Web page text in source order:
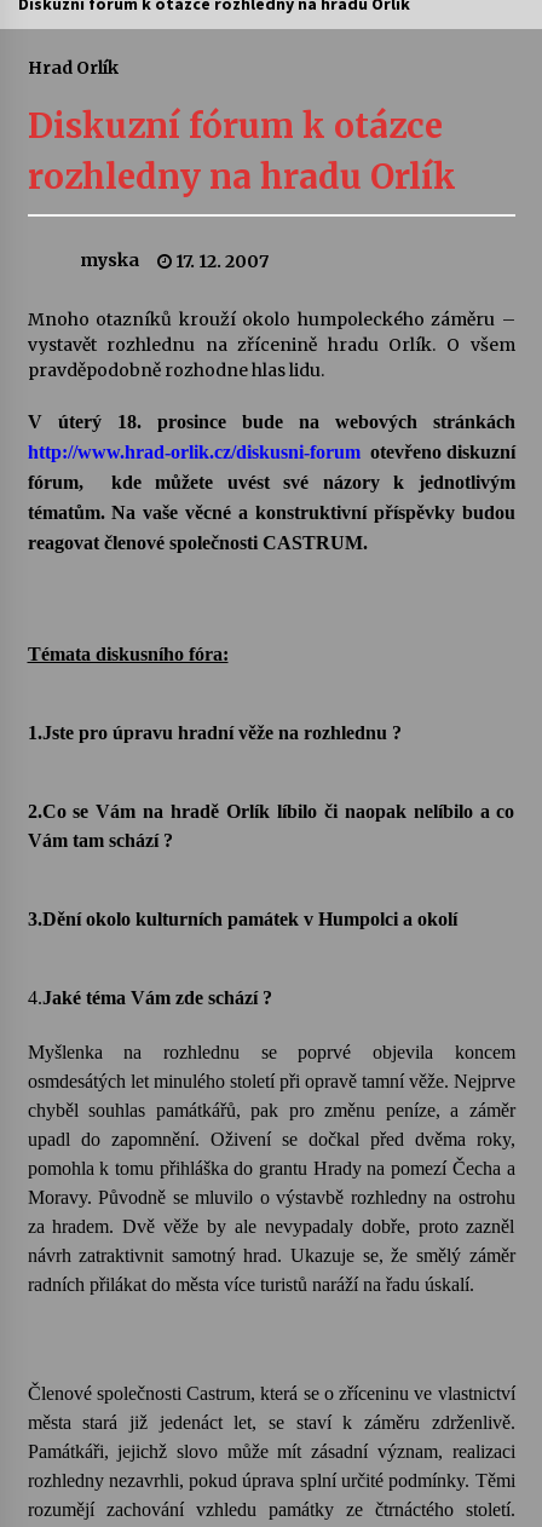
kapkou
30. 7. 2026
Veselí muzikanti
Pozvánka na integrační festival Quijotova
28. 7. 2026
Letní koncerty ve Stromovce: Kolchoz a
Jenakaši
22. 7. 2026
Vysočinka
Ozvěny prázdnin
odkaz Josefa Čapka
13. 7. 2026
Varhanní recitál Michala Novenka v Klášteře
Želiv
3. 7. 2026
Petr Adamec – Malovaný svět
30. 6. 2026
Hrad Orlík
Diskuzní fórum k otázce
rozhledny na hradu Orlík
myska 17. 12. 2007
Mnoho otazníků krouží okolo humpoleckého záměru –
vystavět rozhlednu na zřícenině hradu Orlík. O všem
pravděpodobně rozhodne hlas lidu.
V úterý 18. prosince bude na webových stránkách
http://www.hrad-orlik.cz/diskusni-forum otevřeno diskuzní
fórum, kde můžete uvést své názory k jednotlivým
tématům. Na vaše věcné a konstruktivní příspěvky budou
reagovat členové společnosti CASTRUM.
Témata diskusního fóra:
1.Jste pro úpravu hradní věže na rozhlednu ?
2.Co se Vám na hradě Orlík líbilo či naopak nelíbilo a co
Vám tam schází ?
3.Dění okolo kulturních památek v Humpolci a okolí
4.Jaké téma Vám zde schází ?
Myšlenka na rozhlednu se poprvé objevila koncem
osmdesátých let minulého století při opravě tamní věže. Nejprve
chyběl souhlas památkářů, pak pro změnu peníze, a záměr
upadl do zapomnění. Oživení se dočkal před dvěma roky,
pomohla k tomu přihláška do grantu Hrady na pomezí Čecha a
Moravy. Původně se mluvilo o výstavbě rozhledny na ostrohu
za hradem. Dvě věže by ale nevypadaly dobře, proto zazněl
návrh zatraktivnit samotný hrad. Ukazuje se, že smělý záměr
radních přilákat do města více turistů naráží na řadu úskalí.
Členové společnosti Castrum, která se o zříceninu ve vlastnictví
města stará již jedenáct let, se staví k záměru zdrženlivě.
Památkáři, jejichž slovo může mít zásadní význam, realizaci
rozhledny nezavrhli, pokud úprava splní určité podmínky. Těmi
rozumějí zachování vzhledu památky ze čtrnáctého století.